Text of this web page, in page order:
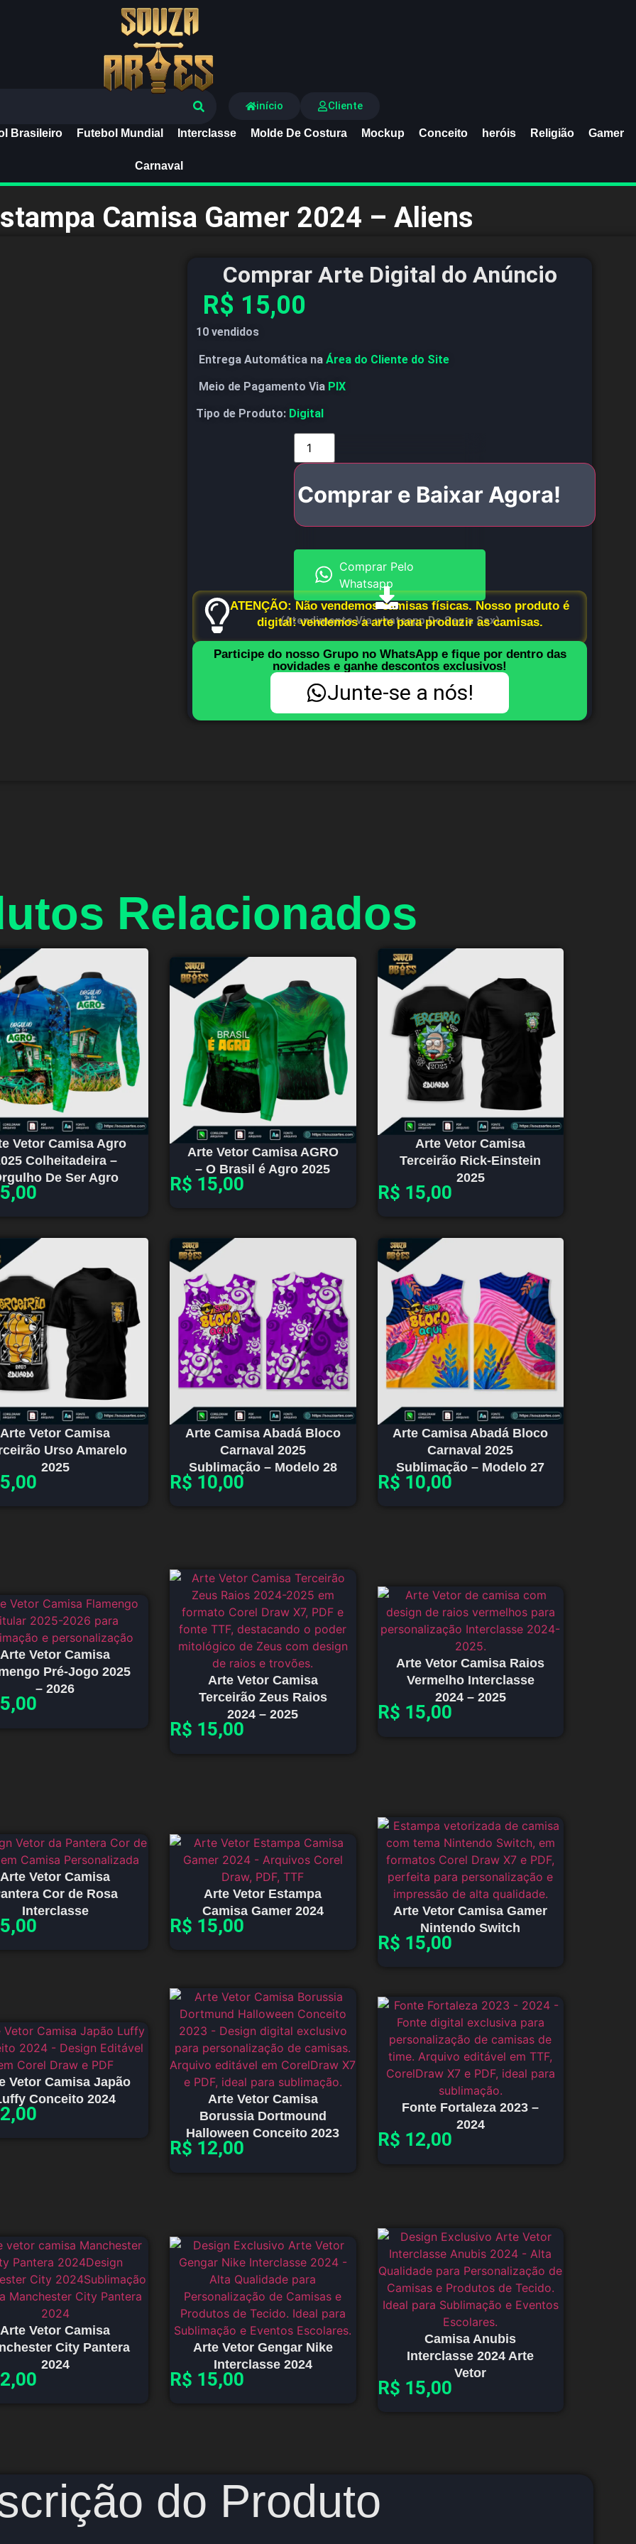
Brasileiro Futebol Mundial Interclasse Molde De Costura Mockup Conceito heróis Religião Gamer
Carnaval
início Cliente
Camisa Gamer 2024 – Aliens
Comprar Arte Digital do Anúncio
R$ 15,00
10 vendidos
Entrega Automática na Área do Cliente do Site
Meio de Pagamento Via PIX
Tipo de Produto: Digital
Comprar e Baixar Agora!
Comprar Pelo
Whatsapp
(Atendimento Via whatsapp De Seg a Sex)
ATENÇÃO: Não vendemos camisas físicas. Nosso produto é
digital: vendemos a arte para produzir as camisas.
Participe do nosso Grupo no WhatsApp e fique por dentro das
novidades e ganhe descontos exclusivos!
Junte-se a nós!
Relacionados
Vetor Camisa Agro
Colheitadeira –
De Ser Agro
Arte Vetor Camisa AGRO
– O Brasil é Agro 2025
R$ 15,00
Arte Vetor Camisa
Terceirão Rick-Einstein
2025
R$ 15,00
Arte Vetor Camisa
Urso Amarelo
2025
Arte Camisa Abadá Bloco
Carnaval 2025
Sublimação – Modelo 28
R$ 10,00
Arte Camisa Abadá Bloco
Carnaval 2025
Sublimação – Modelo 27
R$ 10,00
Arte Vetor Camisa
Pré-Jogo 2025
– 2026
Arte Vetor Camisa
Terceirão Zeus Raios
2024 – 2025
R$ 15,00
Arte Vetor Camisa Raios
Vermelho Interclasse
2024 – 2025
R$ 15,00
Arte Vetor Camisa
Cor de Rosa
Interclasse
Arte Vetor Estampa
Camisa Gamer 2024
R$ 15,00
Arte Vetor Camisa Gamer
Nintendo Switch
R$ 15,00
Vetor Camisa Japão
Conceito 2024
Arte Vetor Camisa
Borussia Dortmound
Halloween Conceito 2023
R$ 12,00
Fonte Fortaleza 2023 –
2024
R$ 12,00
Arte Vetor Camisa
City Pantera
2024
Arte Vetor Gengar Nike
Interclasse 2024
R$ 15,00
Camisa Anubis
Interclasse 2024 Arte
Vetor
R$ 15,00
do Produto